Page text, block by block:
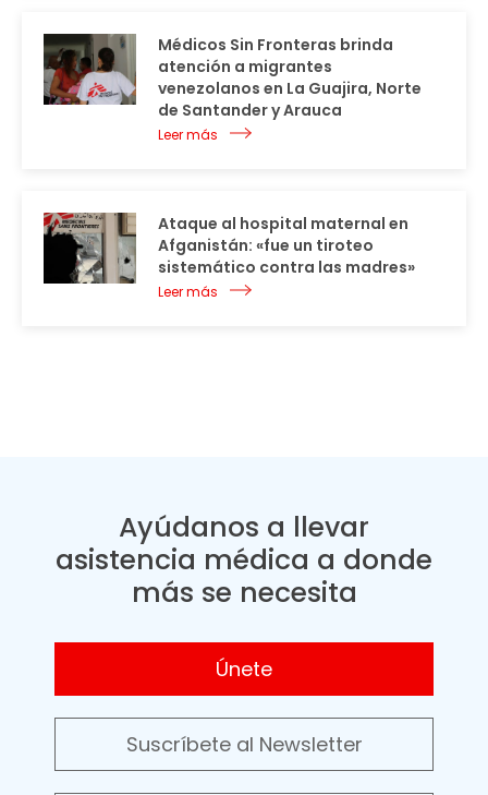
Médicos Sin Fronteras brinda
atención a migrantes
venezolanos en La Guajira, Norte
de Santander y Arauca
Leer más
Ataque al hospital maternal en
Afganistán: «fue un tiroteo
sistemático contra las madres»
Leer más
Ayúdanos a llevar
asistencia médica a donde
más se necesita
Únete
Suscríbete al Newsletter